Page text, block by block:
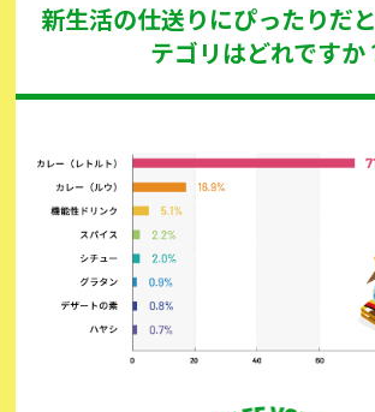
新生活の仕送りにぴったりだ
テゴリはどれですか